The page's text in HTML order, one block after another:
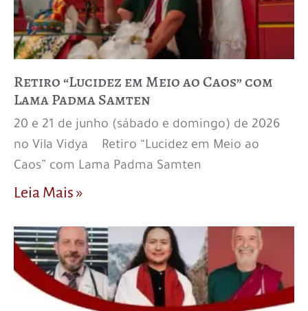
Retiro “Lucidez em Meio ao Caos” com
Lama Padma Samten
20 e 21 de junho (sábado e domingo) de 2026
no Vila Vidya Retiro “Lucidez em Meio ao
Caos” com Lama Padma Samten
Leia Mais »